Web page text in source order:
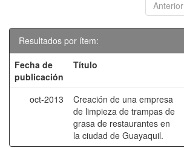
Anterior
Resultados por ítem:
Fecha de
publicación
Título
oct-2013
Creación de una empresa
de limpieza de trampas de
grasa de restaurantes en
la ciudad de Guayaquil.